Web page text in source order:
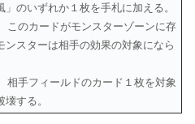
のいずれか１枚を手札に加える。
このカードがモンスターゾーンに存
スターは相手の効果の対象になら
相手フィールドのカード１枚を対象
する。